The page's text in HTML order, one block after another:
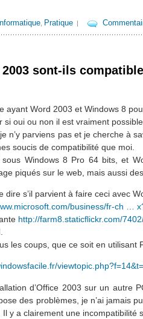
Informatique Pratique |
sont-ils
ayant Word 2003 et Windows 8
si oui ou non il est vraiment
n’y parviens pas et je cherche à
soucis de compatibilité que moi.
sous Windows 8 Pro 64 bits, et
piqués sur le web, mais aussi
dire s’il parvient à faire ceci avec
business/fr-ch …
http://farm8.staticflickr.com/
les coups, que ce soit en utilisant
d’Office 2003 sur un
des problèmes, je n’ai jamais
y a clairement une incompatibilité